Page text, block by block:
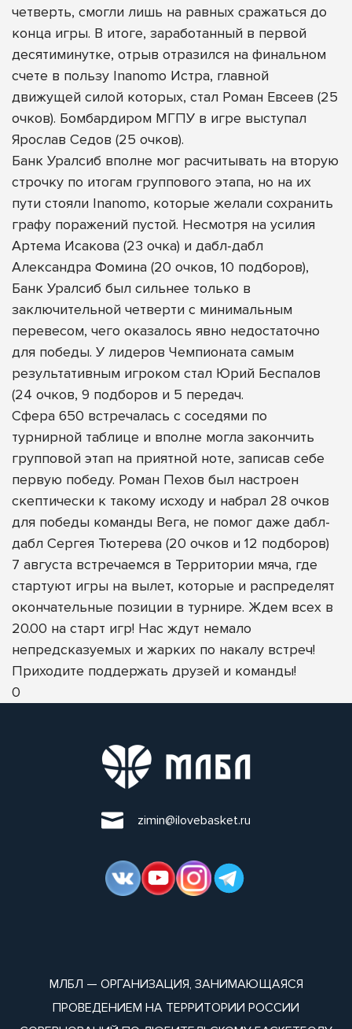
четверть, смогли лишь на равных сражаться до
конца игры. В итоге, заработанный в первой
десятиминутке, отрыв отразился на финальном
счете в пользу Inanomo Истра, главной
движущей силой которых, стал Роман Евсеев (25
очков). Бомбардиром МГПУ в игре выступал
Ярослав Седов (25 очков).
Банк Уралсиб вполне мог расчитывать на вторую
строчку по итогам группового этапа, но на их
пути стояли Inanomo, которые желали сохранить
графу поражений пустой. Несмотря на усилия
Артема Исакова (23 очка) и дабл-дабл
Александра Фомина (20 очков, 10 подборов),
Банк Уралсиб был сильнее только в
заключительной четверти с минимальным
перевесом, чего оказалось явно недостаточно
для победы. У лидеров Чемпионата самым
результативным игроком стал Юрий Беспалов
(24 очков, 9 подборов и 5 передач.
Сфера 650 встречалась с соседями по
турнирной таблице и вполне могла закончить
групповой этап на приятной ноте, записав себе
первую победу. Роман Пехов был настроен
скептически к такому исходу и набрал 28 очков
для победы команды Вега, не помог даже дабл-
дабл Сергея Тютерева (20 очков и 12 подборов)
7 августа встречаемся в Территории мяча, где
стартуют игры на вылет, которые и распределят
окончательные позиции в турнире. Ждем всех в
20.00 на старт игр! Нас ждут немало
непредсказуемых и жарких по накалу встреч!
Приходите поддержать друзей и команды!
0
zimin@ilovebasket.ru
МЛБЛ — ОРГАНИЗАЦИЯ, ЗАНИМАЮЩАЯСЯ
ПРОВЕДЕНИЕМ НА ТЕРРИТОРИИ РОССИИ